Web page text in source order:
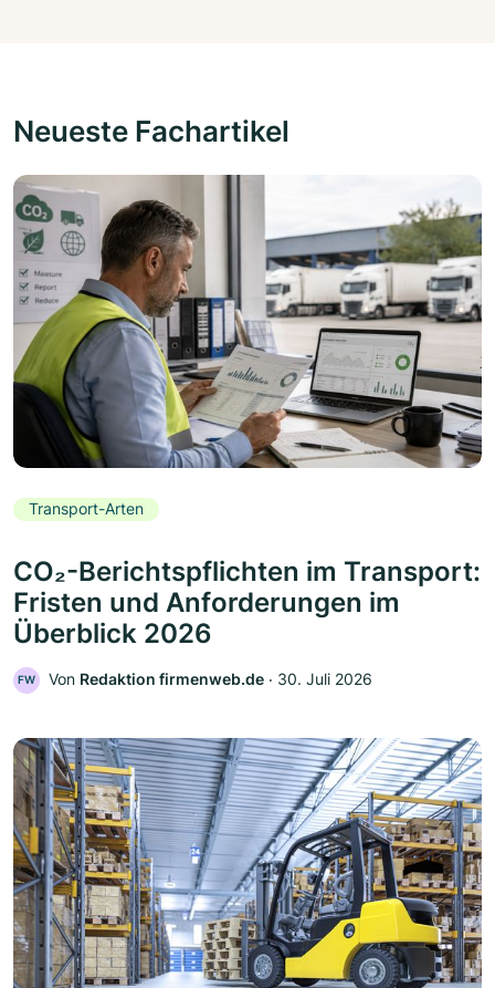
Neueste Fachartikel
Transport-Arten
CO₂-Berichtspflichten im Transport:
Fristen und Anforderungen im
Überblick 2026
FW Von Redaktion firmenweb.de ‧ 30. Juli 2026